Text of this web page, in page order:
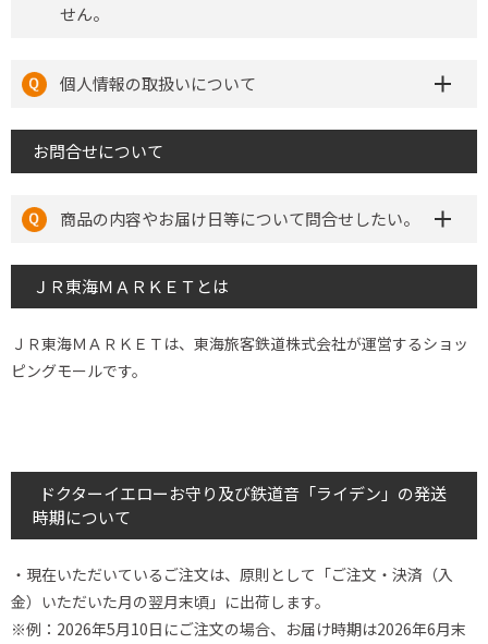
せん。
個人情報の取扱いについて
お問合せについて
商品の内容やお届け日等について問合せしたい。
ＪＲ東海ＭＡＲＫＥＴとは
ＪＲ東海ＭＡＲＫＥＴは、東海旅客鉄道株式会社が運営するショッ
ピングモールです。
ドクターイエローお守り及び鉄道音「ライデン」の発送
時期について
・現在いただいているご注文は、原則として「ご注文・決済（入
金）いただいた月の翌月末頃」に出荷します。
※例：2026年5月10日にご注文の場合、お届け時期は2026年6月末